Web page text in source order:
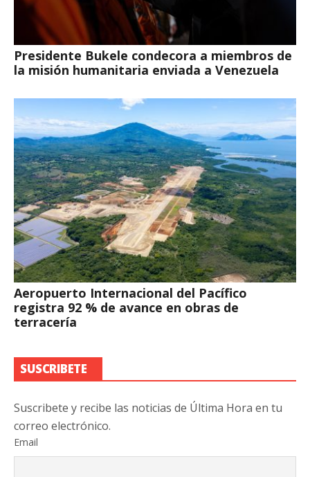
Presidente Bukele condecora a miembros de
la misión humanitaria enviada a Venezuela
Aeropuerto Internacional del Pacífico
registra 92 % de avance en obras de
terracería
SUSCRIBETE
Suscribete y recibe las noticias de Última Hora en tu
correo electrónico.
Email